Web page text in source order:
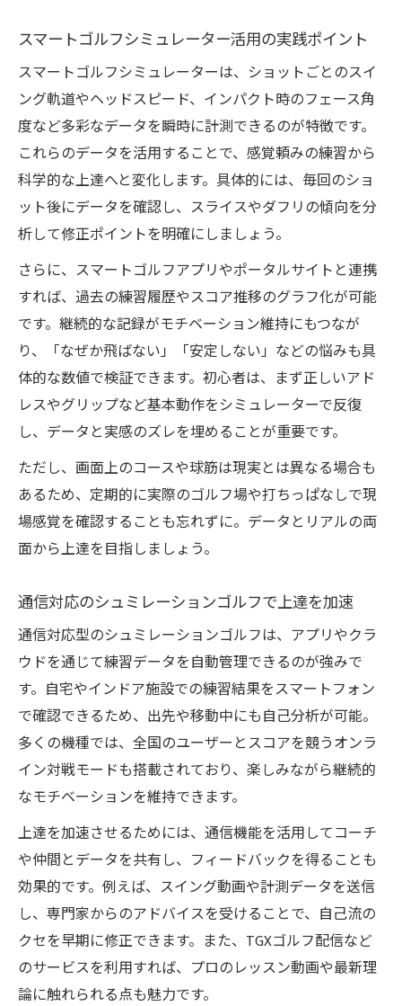
体験
アプリ連携型シュミレーションゴルフの活用術
シュミレーションゴルフとスマートゴルフ
アプリ連携法
データ計測を活かすゴルフ練習アプリの選
び方
アプリで見える自分の課題と改善ポイント
TGXゴルフ配信を活用したスイング分析術
スマートゴルフポータルサイト活用のコツ
データ計測でスコア改善を叶える新時代の練習
法
シュミレーションゴルフで実現する最新デ
ータ練習法
スコア改善のためのスマートゴルフシミュ
可視化データで弱点を克服する実践例
通信型シュミレーションゴルフの計測精度
を検証
果
実戦力アップにつながる通信ゴルフ練習の秘訣
通信型シュミレーションゴルフで実戦力を
強化
データ計測と実践練習の組み合わせ方
スマートゴルフアプリを活用した反省と成
長術
通信安定性が練習効果に与える影響
継続しやすい通信ゴルフ練習環境の選び方
スマートゴルフシミュレーター活用の実践ポイント
スマートゴルフシミュレーターは、ショットごとのスイ
ング軌道やヘッドスピード、インパクト時のフェース角
度など多彩なデータを瞬時に計測できるのが特徴です。
これらのデータを活用することで、感覚頼みの練習から
科学的な上達へと変化します。具体的には、毎回のショ
ット後にデータを確認し、スライスやダフリの傾向を分
析して修正ポイントを明確にしましょう。
さらに、スマートゴルフアプリやポータルサイトと連携
すれば、過去の練習履歴やスコア推移のグラフ化が可能
です。継続的な記録がモチベーション維持にもつなが
り、「なぜか飛ばない」「安定しない」などの悩みも具
体的な数値で検証できます。初心者は、まず正しいアド
レスやグリップなど基本動作をシミュレーターで反復
し、データと実感のズレを埋めることが重要です。
ただし、画面上のコースや球筋は現実とは異なる場合も
あるため、定期的に実際のゴルフ場や打ちっぱなしで現
場感覚を確認することも忘れずに。データとリアルの両
面から上達を目指しましょう。
通信対応のシュミレーションゴルフで上達を加速
通信対応型のシュミレーションゴルフは、アプリやクラ
ウドを通じて練習データを自動管理できるのが強みで
す。自宅やインドア施設での練習結果をスマートフォン
で確認できるため、出先や移動中にも自己分析が可能。
多くの機種では、全国のユーザーとスコアを競うオンラ
イン対戦モードも搭載されており、楽しみながら継続的
なモチベーションを維持できます。
上達を加速させるためには、通信機能を活用してコーチ
や仲間とデータを共有し、フィードバックを得ることも
効果的です。例えば、スイング動画や計測データを送信
し、専門家からのアドバイスを受けることで、自己流の
クセを早期に修正できます。また、TGXゴルフ配信など
のサービスを利用すれば、プロのレッスン動画や最新理
論に触れられる点も魅力です。